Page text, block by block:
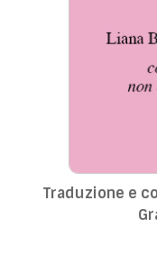
Traduzione e